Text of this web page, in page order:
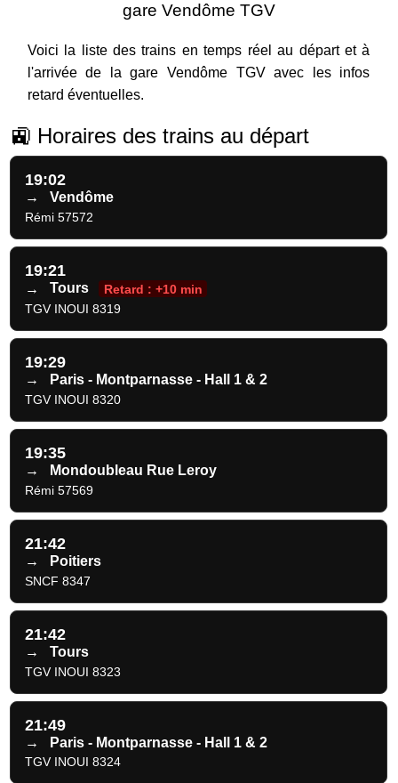
gare Vendôme TGV
Voici la liste des trains en temps réel au départ et à
l'arrivée de la gare Vendôme TGV avec les infos
retard éventuelles.
🚉 Horaires des trains au départ
19:02
→ Vendôme
Rémi 57572
19:21
→ Tours
Retard : +10 min
TGV INOUI 8319
19:29
→ Paris - Montparnasse - Hall 1 & 2
TGV INOUI 8320
19:35
→ Mondoubleau Rue Leroy
Rémi 57569
21:42
→ Poitiers
SNCF 8347
21:42
→ Tours
TGV INOUI 8323
21:49
→ Paris - Montparnasse - Hall 1 & 2
TGV INOUI 8324